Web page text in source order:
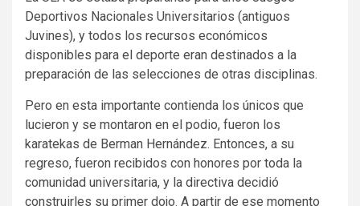
Deportivos Nacionales Universitarios (antiguos
Juvines), y todos los recursos económicos
disponibles para el deporte eran destinados a la
preparación de las selecciones de otras disciplinas.
Pero en esta importante contienda los únicos que
lucieron y se montaron en el podio, fueron los
karatekas de Berman Hernández. Entonces, a su
regreso, fueron recibidos con honores por toda la
comunidad universitaria, y la directiva decidió
construirles su primer dojo. A partir de ese momento